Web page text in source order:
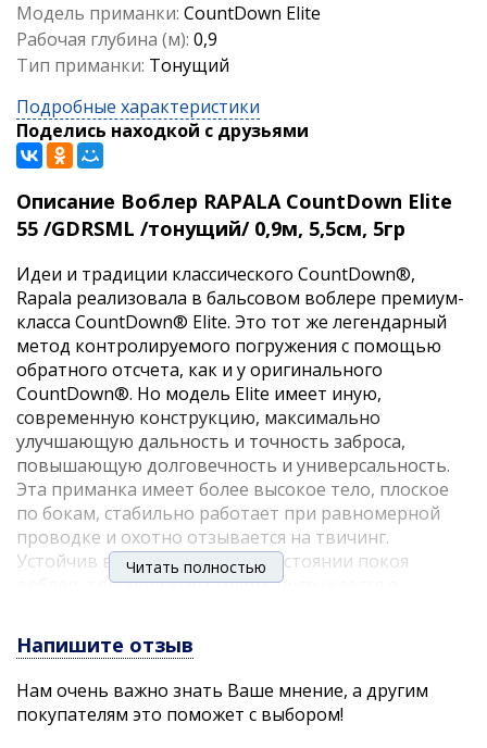
Модель приманки: CountDown Elite
Рабочая глубина (м): 0,9
Тип приманки: Тонущий
Подробные характеристики
Поделись находкой с друзьями
Описание Воблер RAPALA CountDown Elite
55 /GDRSML /тонущий/ 0,9м, 5,5см, 5гр
Идеи и традиции классического CountDown®,
Rapala реализовала в бальсовом воблере премиум-
класса CountDown® Elite. Это тот же легендарный
метод контролируемого погружения с помощью
обратного отсчета, как и у оригинального
CountDown®. Но модель Elite имеет иную,
современную конструкцию, максимально
улучшающую дальность и точность заброса,
повышающую долговечность и универсальность.
Эта приманка имеет более высокое тело, плоское
по бокам, стабильно работает при равномерной
проводке и охотно отзывается на твичинг.
Устойчив в быстрой струе. В состоянии покоя
воблер, трепеща всем телом, погружается в
металлизированным покрытием, а HD-печать и
новый дизайн поднимают качество на совершенно
новый уровень.
Воблер тонущий. Размер 5,5см. Вес 5гр.
Читать полностью
Напишите отзыв
Нам очень важно знать Ваше мнение, а другим
покупателям это поможет с выбором!